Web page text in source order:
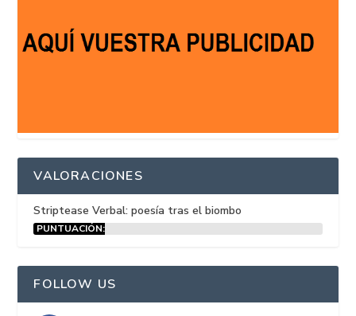
VALORACIONES
Striptease Verbal: poesía tras el biombo
PUNTUACIÓN:
FOLLOW US